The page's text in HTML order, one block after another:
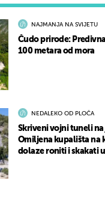
NAJMANJA NA SVIJETU
Čudo prirode:
100 metara od mora
NEDALEKO OD PLOČA
Skriveni vojni tuneli
Omiljena kupališta na
dolaze roniti i skakati